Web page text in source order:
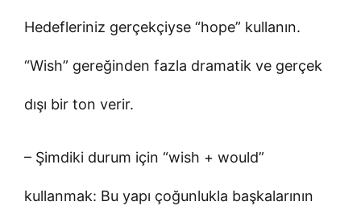
Hedefleriniz gerçekçiyse “hope” kullanın.
“Wish” gereğinden fazla dramatik ve gerçek
dışı bir ton verir.
– Şimdiki durum için “wish + would”
kullanmak: Bu yapı çoğunlukla başkalarının